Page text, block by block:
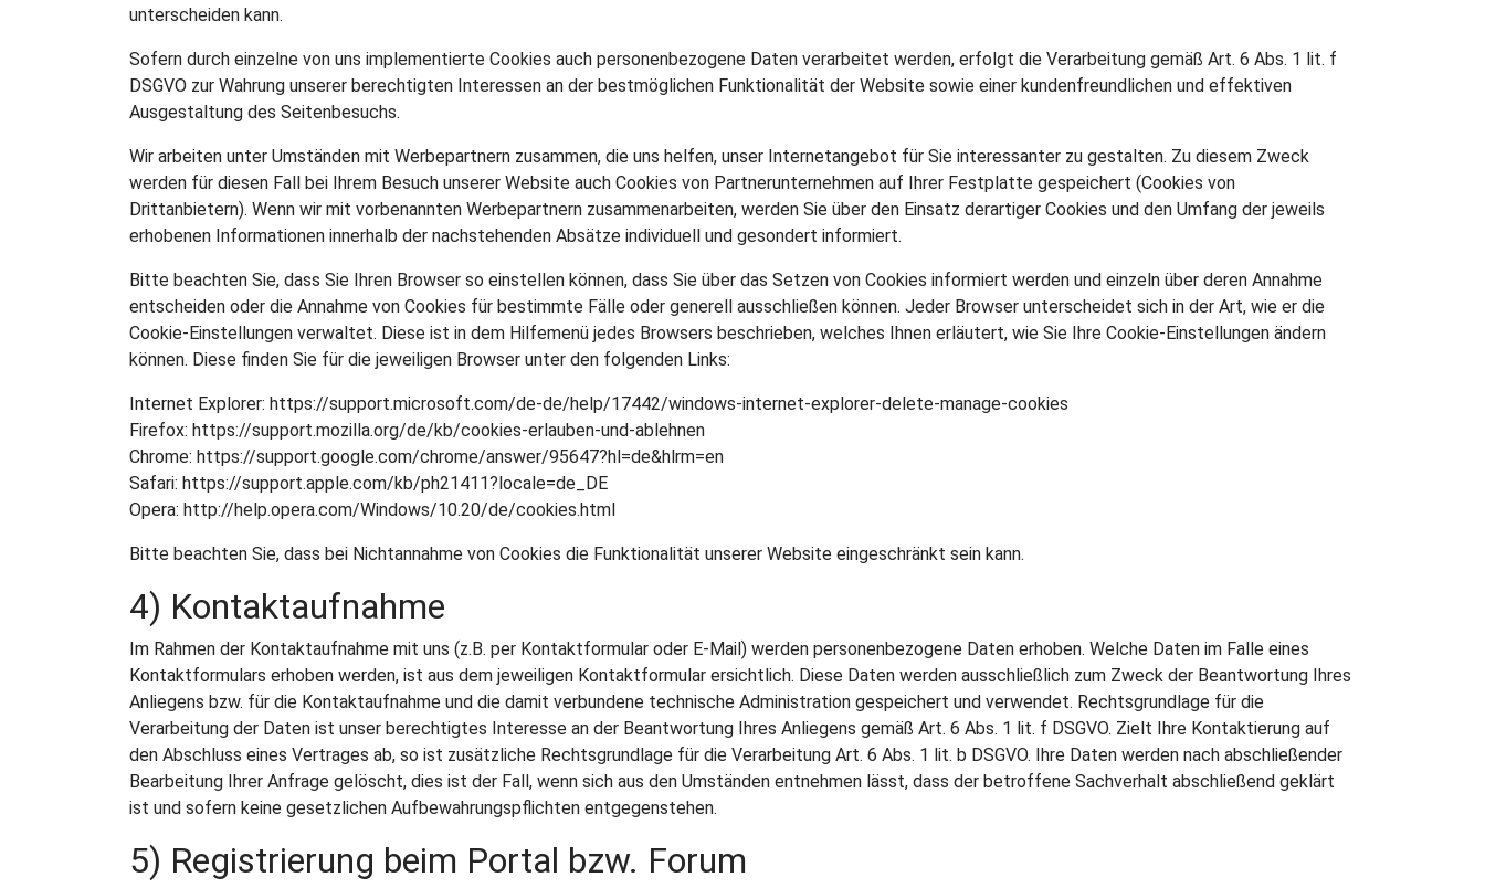
unterscheiden kann.
Sofern durch einzelne von uns implementierte Cookies auch personenbezogene Daten verarbeitet werden, erfolgt die Verarbeitung gemäß Art. 6 Abs. 1 lit. f
DSGVO zur Wahrung unserer berechtigten Interessen an der bestmöglichen Funktionalität der Website sowie einer kundenfreundlichen und effektiven
Ausgestaltung des Seitenbesuchs.
Wir arbeiten unter Umständen mit Werbepartnern zusammen, die uns helfen, unser Internetangebot für Sie interessanter zu gestalten. Zu diesem Zweck
werden für diesen Fall bei Ihrem Besuch unserer Website auch Cookies von Partnerunternehmen auf Ihrer Festplatte gespeichert (Cookies von
Drittanbietern). Wenn wir mit vorbenannten Werbepartnern zusammenarbeiten, werden Sie über den Einsatz derartiger Cookies und den Umfang der jeweils
erhobenen Informationen innerhalb der nachstehenden Absätze individuell und gesondert informiert.
Bitte beachten Sie, dass Sie Ihren Browser so einstellen können, dass Sie über das Setzen von Cookies informiert werden und einzeln über deren Annahme
entscheiden oder die Annahme von Cookies für bestimmte Fälle oder generell ausschließen können. Jeder Browser unterscheidet sich in der Art, wie er die
Cookie-Einstellungen verwaltet. Diese ist in dem Hilfemenü jedes Browsers beschrieben, welches Ihnen erläutert, wie Sie Ihre Cookie-Einstellungen ändern
können. Diese finden Sie für die jeweiligen Browser unter den folgenden Links:
Internet Explorer: https://support.microsoft.com/de-de/help/17442/windows-internet-explorer-delete-manage-cookies
Firefox: https://support.mozilla.org/de/kb/cookies-erlauben-und-ablehnen
Chrome: https://support.google.com/chrome/answer/95647?hl=de&hlrm=en
Safari: https://support.apple.com/kb/ph21411?locale=de_DE
Opera: http://help.opera.com/Windows/10.20/de/cookies.html
Bitte beachten Sie, dass bei Nichtannahme von Cookies die Funktionalität unserer Website eingeschränkt sein kann.
4) Kontaktaufnahme
Im Rahmen der Kontaktaufnahme mit uns (z.B. per Kontaktformular oder E-Mail) werden personenbezogene Daten erhoben. Welche Daten im Falle eines
Kontaktformulars erhoben werden, ist aus dem jeweiligen Kontaktformular ersichtlich. Diese Daten werden ausschließlich zum Zweck der Beantwortung Ihres
Anliegens bzw. für die Kontaktaufnahme und die damit verbundene technische Administration gespeichert und verwendet. Rechtsgrundlage für die
Verarbeitung der Daten ist unser berechtigtes Interesse an der Beantwortung Ihres Anliegens gemäß Art. 6 Abs. 1 lit. f DSGVO. Zielt Ihre Kontaktierung auf
den Abschluss eines Vertrages ab, so ist zusätzliche Rechtsgrundlage für die Verarbeitung Art. 6 Abs. 1 lit. b DSGVO. Ihre Daten werden nach abschließender
Bearbeitung Ihrer Anfrage gelöscht, dies ist der Fall, wenn sich aus den Umständen entnehmen lässt, dass der betroffene Sachverhalt abschließend geklärt
ist und sofern keine gesetzlichen Aufbewahrungspflichten entgegenstehen.
5) Registrierung beim Portal bzw. Forum